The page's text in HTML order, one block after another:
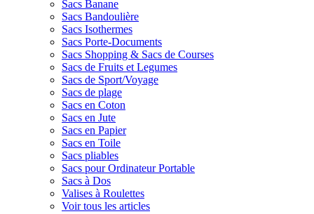
Sacs Banane
Sacs Bandoulière
Sacs Isothermes
Sacs Porte-Documents
Sacs Shopping & Sacs de Courses
Sacs de Fruits et Legumes
Sacs de Sport/Voyage
Sacs de plage
Sacs en Coton
Sacs en Jute
Sacs en Papier
Sacs en Toile
Sacs pliables
Sacs pour Ordinateur Portable
Sacs à Dos
Valises à Roulettes
Voir tous les articles